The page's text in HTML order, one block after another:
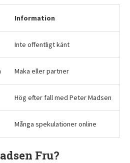
Information
Inte offentligt känt
Maka eller partner
Hög efter fall med Peter Madsen
Många spekulationer online
Fru?